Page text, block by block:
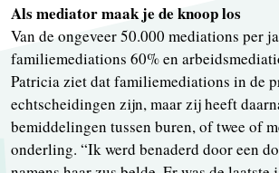
Als mediator maak je de knoop los
Van de ongeveer 50.000 mediations per
familiemediations 60% en
Patricia ziet dat familiemediations in de
echtscheidingen zijn, maar zij heeft
bemiddelingen tussen buren, of twee of
onderling. “Ik werd benaderd door een